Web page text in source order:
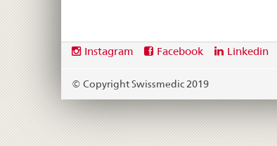
Footer
Social
links
Instagram Facebook Linkedin
© Copyright Swissmedic 2019